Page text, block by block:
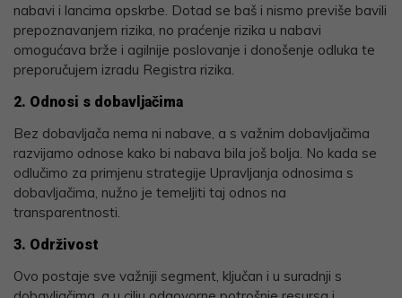
nabavi i lancima opskrbe. Dotad se baš i nismo previše bavili
prepoznavanjem rizika, no praćenje rizika u nabavi
omogućava brže i agilnije poslovanje i donošenje odluka te
preporučujem izradu Registra rizika.
2. Odnosi s dobavljačima
Bez dobavljača nema ni nabave, a s važnim dobavljačima
razvijamo odnose kako bi nabava bila još bolja. No kada se
odlučimo za primjenu strategije Upravljanja odnosima s
dobavljačima, nužno je temeljiti taj odnos na
transparentnosti.
3. Održivost
Ovo postaje sve važniji segment, ključan i u suradnji s